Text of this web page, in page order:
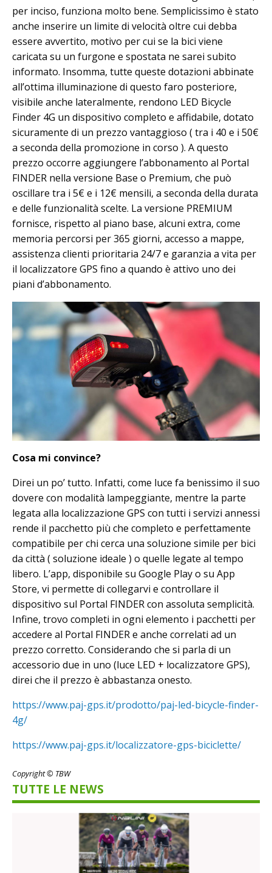
per inciso, funziona molto bene. Semplicissimo è stato
anche inserire un limite di velocità oltre cui debba
essere avvertito, motivo per cui se la bici viene
caricata su un furgone e spostata ne sarei subito
informato. Insomma, tutte queste dotazioni abbinate
all’ottima illuminazione di questo faro posteriore,
visibile anche lateralmente, rendono LED Bicycle
Finder 4G un dispositivo completo e affidabile, dotato
sicuramente di un prezzo vantaggioso ( tra i 40 e i 50€
a seconda della promozione in corso ). A questo
prezzo occorre aggiungere l’abbonamento al Portal
FINDER nella versione Base o Premium, che può
oscillare tra i 5€ e i 12€ mensili, a seconda della durata
e delle funzionalità scelte. La versione PREMIUM
fornisce, rispetto al piano base, alcuni extra, come
memoria percorsi per 365 giorni, accesso a mappe,
assistenza clienti prioritaria 24/7 e garanzia a vita per
il localizzatore GPS fino a quando è attivo uno dei
piani d’abbonamento.
Cosa mi convince?
Direi un po’ tutto. Infatti, come luce fa benissimo il suo
dovere con modalità lampeggiante, mentre la parte
legata alla localizzazione GPS con tutti i servizi annessi
rende il pacchetto più che completo e perfettamente
compatibile per chi cerca una soluzione simile per bici
da città ( soluzione ideale ) o quelle legate al tempo
libero. L’app, disponibile su Google Play o su App
Store, vi permette di collegarvi e controllare il
dispositivo sul Portal FINDER con assoluta semplicità.
Infine, trovo completi in ogni elemento i pacchetti per
accedere al Portal FINDER e anche correlati ad un
prezzo corretto. Considerando che si parla di un
accessorio due in uno (luce LED + localizzatore GPS),
direi che il prezzo è abbastanza onesto.
https://www.paj-gps.it/prodotto/paj-led-bicycle-finder-
4g/
https://www.paj-gps.it/localizzatore-gps-biciclette/
Copyright © TBW
TUTTE LE NEWS